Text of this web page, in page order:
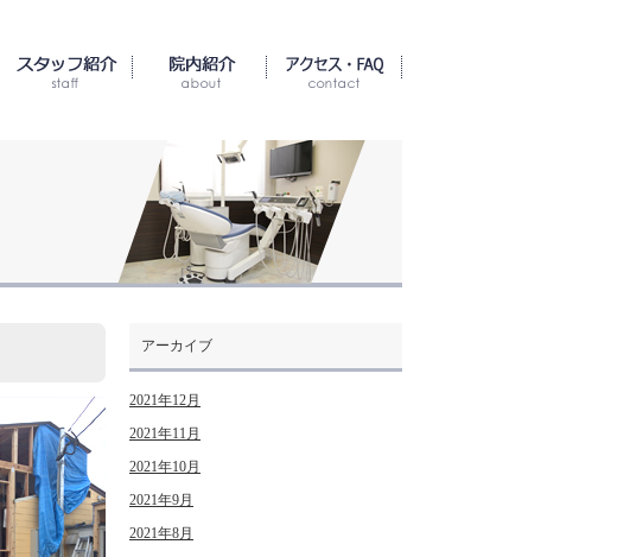
アーカイブ
2021年12月
2021年11月
2021年10月
2021年9月
2021年8月